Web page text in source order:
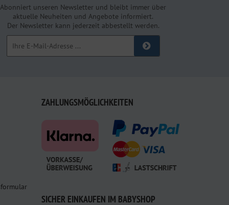
Abonniert unseren Newsletter und bleibt immer über
aktuelle Neuheiten und Angebote informiert.
Der Newsletter kann jederzeit abbestellt werden.
ZAHLUNGSMÖGLICHKEITEN
SICHER EINKAUFEN IM BABYSHOP